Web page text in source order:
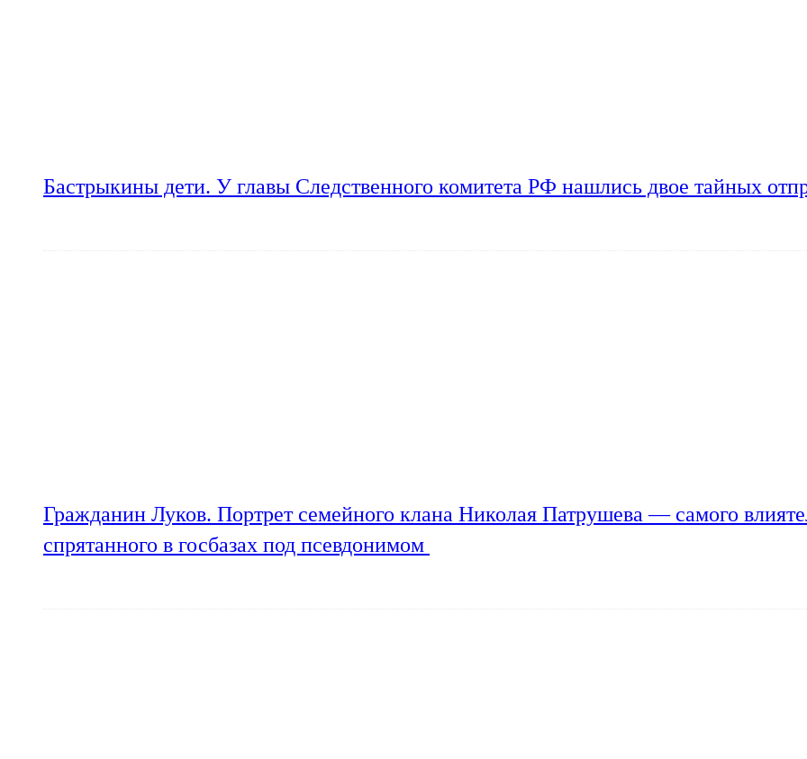
Бастрыкины дети. У главы Следственного комитета РФ нашлись двое тайных
Гражданин Луков. Портрет семейного клана Николая Патрушева — самого
спрятанного в госбазах под псевдонимом